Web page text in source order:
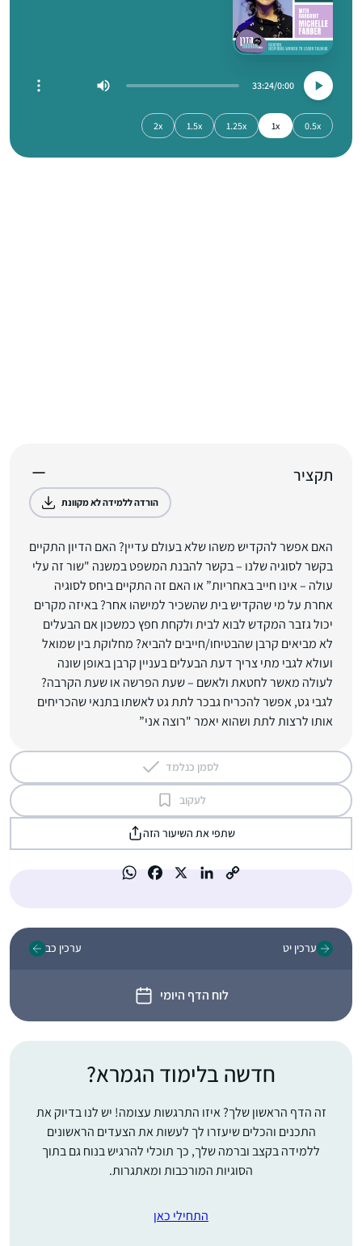
0:00
33:24
0.5x
1x
1.25x
1.5x
2x
תקציר
הורדה ללמידה לא מקוונת
האם אפשר להקדיש משהו שלא בעולם עדיין? האם הדיון התקיים
בקשר לסוגיה שלנו – בקשר להבנת המשפט במשנה "שור זה עלי
עולה – אינו חייב באחריות” או האם זה התקיים ביחס לסוגיה
אחרת על מי שהקדיש בית שהשכיר למישהו אחר? באיזה מקרים
יכול גזבר המקדש לבוא לבית ולקחת חפץ כמשכון אם הבעלים
לא מביאים קרבן שהבטיחו/חייבים להביא? מחלוקת בין שמואל
ועולא לגבי מתי צריך דעת הבעלים בעניין קרבן באופן שונה
לעולה מאשר לחטאת ולאשם – שעת הפרשה או שעת הקרבה?
לגבי גט, אפשר להכריח גבכר לתת גט לאשתו בתנאי שהכריחים
אותו לרצות לתת ושהוא יאמר "רוצה אני”
לסמן כנלמד
לעקוב
שתפי את השיעור הזה
ערכין יט
לוח הדף היומי
ערכין כב
חדשה בלימוד הגמרא?
זה הדף הראשון שלך? איזו התרגשות עצומה! יש לנו בדיוק את
התכנים והכלים שיעזרו לך לעשות את הצעדים הראשונים
ללמידה בקצב וברמה שלך, כך תוכלי להרגיש בנוח גם בתוך
הסוגיות המורכבות ומאתגרות.
התחילי כאן